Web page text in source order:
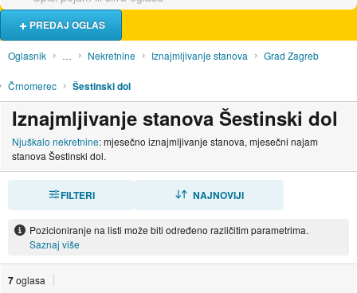
PREDAJ OGLAS
Oglasnik … Nekretnine Iznajmljivanje stanova Grad Zagreb
Črnomerec Šestinski dol
Iznajmljivanje stanova Šestinski dol
Njuškalo nekretnine: mjesečno iznajmljivanje stanova, mjesečni najam
stanova Šestinski dol.
FILTERI NAJNOVIJI
Pozicioniranje na listi može biti određeno različitim parametrima.
Saznaj više
7oglasa